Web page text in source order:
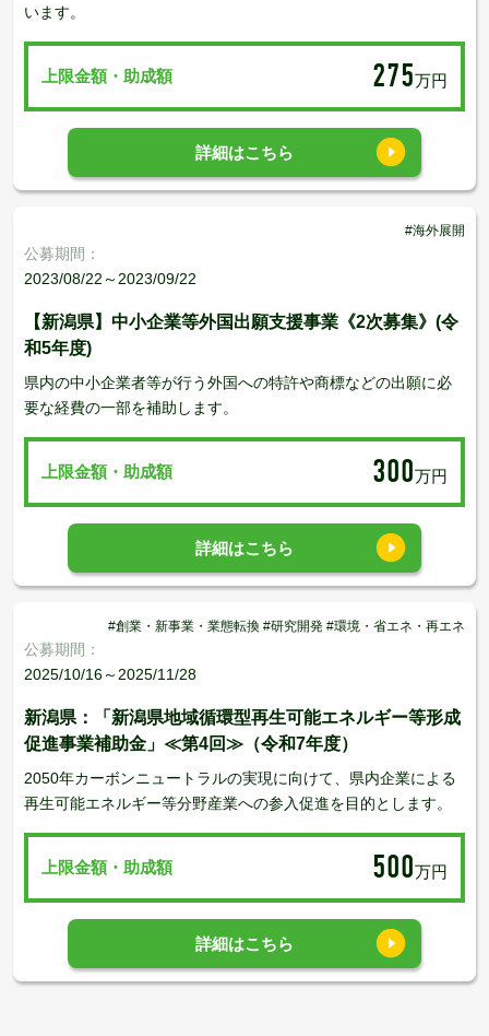
います。
上限金額・助成額 275万円
詳細はこちら
#海外展開
公募期間：
2023/08/22～2023/09/22
【新潟県】中小企業等外国出願支援事業《2次募集》(令
和5年度)
県内の中小企業者等が行う外国への特許や商標などの出願に必
要な経費の一部を補助します。
上限金額・助成額 300万円
詳細はこちら
#創業・新事業・業態転換 #研究開発 #環境・省エネ・再エネ
公募期間：
2025/10/16～2025/11/28
新潟県：「新潟県地域循環型再生可能エネルギー等形成
促進事業補助金」≪第4回≫（令和7年度）
2050年カーボンニュートラルの実現に向けて、県内企業による
再生可能エネルギー等分野産業への参入促進を目的とします。
上限金額・助成額 500万円
詳細はこちら